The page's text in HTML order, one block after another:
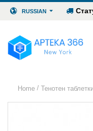
RUSSIAN
Home / Тенотен